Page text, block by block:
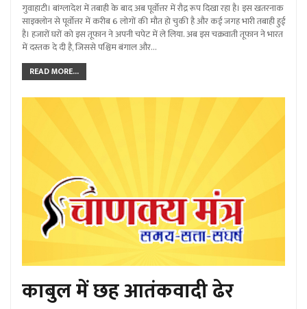
गुवाहाटी। बांग्लादेश में तबाही के बाद अब पूर्वोत्तर में रौद्र रूप दिखा रहा है। इस खतरनाक
साइक्लोन से पूर्वोत्तर में करीब 6 लोगों की मौत हो चुकी है और कई जगह भारी तबाही हुई
है। हजारों घरों को इस तूफान ने अपनी चपेट में ले लिया. अब इस चक्रवाती तूफान ने भारत
में दस्तक दे दी है, जिससे पश्चिम बंगाल और…
READ MORE...
काबुल में छह आतंकवादी ढेर